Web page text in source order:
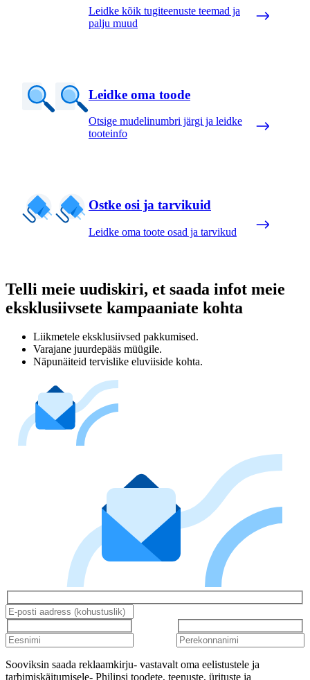
Leidke kõik tugiteenuste teemad ja
palju muud
Leidke oma toode
Otsige mudelinumbri järgi ja leidke
tooteinfo
Ostke osi ja tarvikuid
Leidke oma toote osad ja tarvikud
Telli meie uudiskiri, et saada infot meie
eksklusiivsete kampaaniate kohta
Liikmetele eksklusiivsed pakkumised.
Varajane juurdepääs müügile.
Näpunäiteid tervislike eluviiside kohta.
Sooviksin saada reklaamkirju- vastavalt oma eelistustele ja
tarbimiskäitumisele- Philipsi toodete, teenuste, ürituste ja